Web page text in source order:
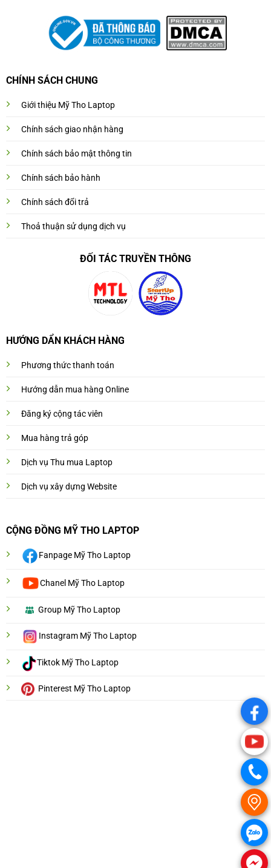
CHÍNH SÁCH CHUNG
Giới thiệu Mỹ Tho Laptop
Chính sách giao nhận hàng
Chính sách bảo mật thông tin
Chính sách bảo hành
Chính sách đổi trả
Thoả thuận sử dụng dịch vụ
ĐỐI TÁC TRUYỀN THÔNG
HƯỚNG DẨN KHÁCH HÀNG
Phương thức thanh toán
Hướng dẫn mua hàng Online
Đăng ký cộng tác viên
Mua hàng trả góp
Dịch vụ Thu mua Laptop
Dịch vụ xây dựng Website
CỘNG ĐỒNG MỸ THO LAPTOP
Fanpage Mỹ Tho Laptop
Chanel Mỹ Tho Laptop
Group Mỹ Tho Laptop
Instagram Mỹ Tho Laptop
Tiktok Mỹ Tho Laptop
Pinterest Mỹ Tho Laptop
.
.
.
.
.
.